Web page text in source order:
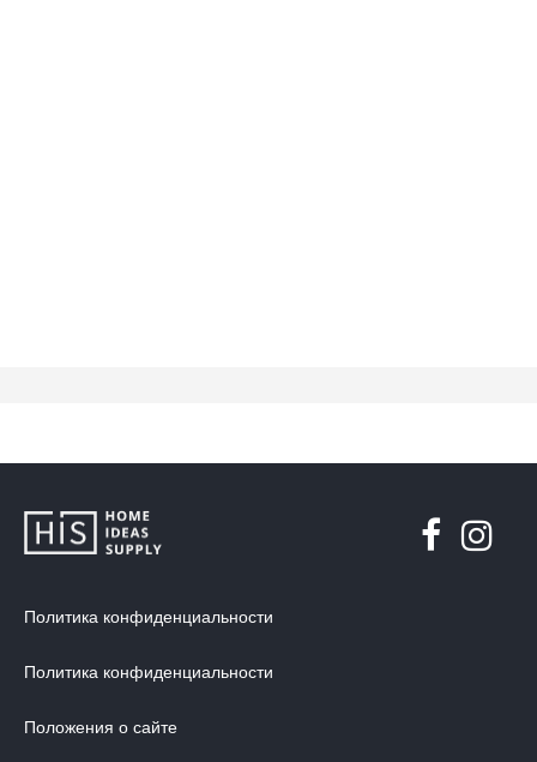
Политика конфиденциальности
Политика конфиденциальности
Положения о сайте